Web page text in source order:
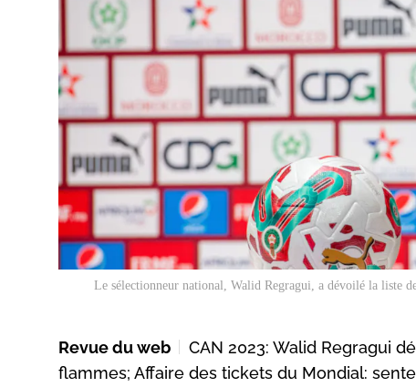
Le sélectionneur national, Walid Regragui, a dévoilé la liste
Revue du web
CAN 2023: Walid Regragui
flammes; Affaire des tickets du Mondial: